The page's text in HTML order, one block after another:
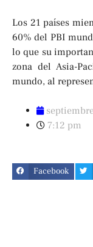
Los 21 países
60% del PBI
lo que su
zona del Asia-
mundo, al
7:12 pm
Facebook